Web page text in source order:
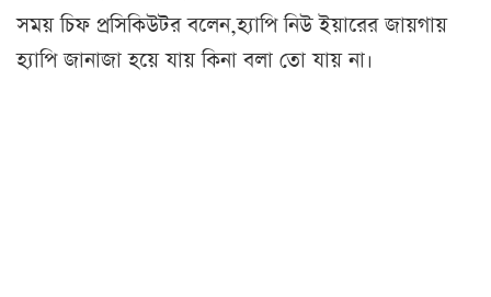
সময় চিফ প্রসিকিউটর বলেন,হ্যাপি নিউ ইয়ারের জায়গায়
হ্যাপি জানাজা হয়ে যায় কিনা বলা তো যায় না।